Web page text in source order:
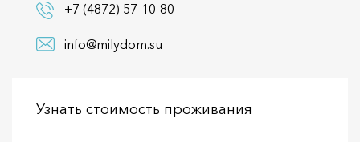
+7 (4872) 57-10-80
info@milydom.su
Узнать стоимость проживания